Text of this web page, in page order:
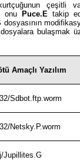
çeşitli
onuPuce.Etakip
dosyasının
bulaşmak
Amaçlı Yazılım
Sdbot.ftp.worm
Netsky.P.worm
Jupillites.G